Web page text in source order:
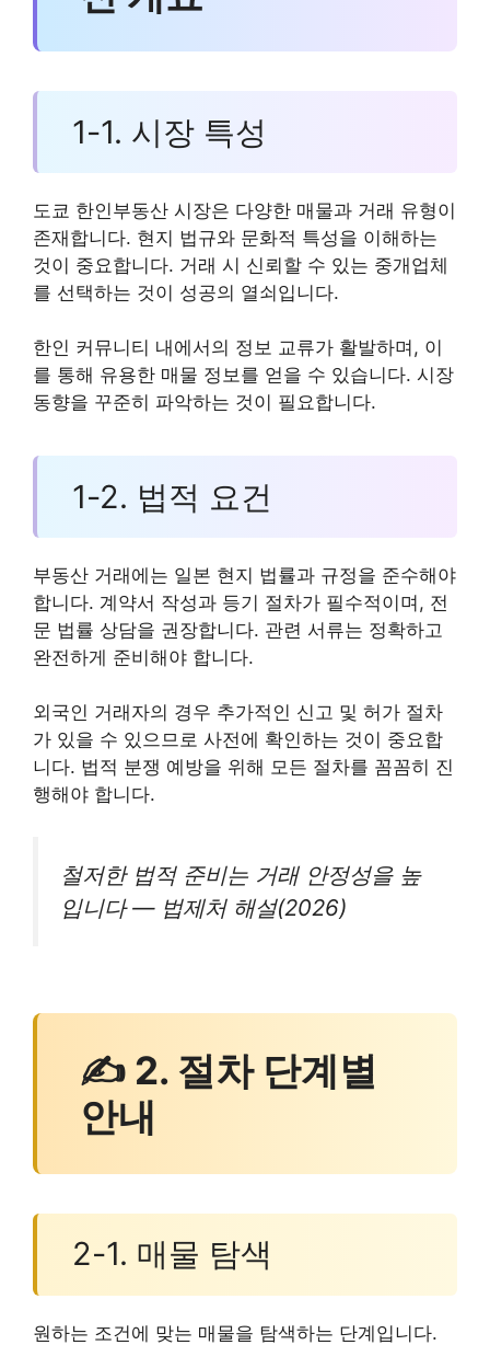
1-1. 시장 특성
도쿄 한인부동산 시장은 다양한 매물과 거래 유형이
존재합니다. 현지 법규와 문화적 특성을 이해하는
것이 중요합니다. 거래 시 신뢰할 수 있는 중개업체
를 선택하는 것이 성공의 열쇠입니다.
한인 커뮤니티 내에서의 정보 교류가 활발하며, 이
를 통해 유용한 매물 정보를 얻을 수 있습니다. 시장
동향을 꾸준히 파악하는 것이 필요합니다.
1-2. 법적 요건
부동산 거래에는 일본 현지 법률과 규정을 준수해야
합니다. 계약서 작성과 등기 절차가 필수적이며, 전
문 법률 상담을 권장합니다. 관련 서류는 정확하고
완전하게 준비해야 합니다.
외국인 거래자의 경우 추가적인 신고 및 허가 절차
가 있을 수 있으므로 사전에 확인하는 것이 중요합
니다. 법적 분쟁 예방을 위해 모든 절차를 꼼꼼히 진
행해야 합니다.
철저한 법적 준비는 거래 안정성을 높
입니다 — 법제처 해설(2026)
✍ 2. 절차 단계별
안내
2-1. 매물 탐색
원하는 조건에 맞는 매물을 탐색하는 단계입니다.